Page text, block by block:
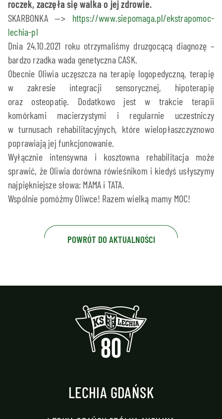
roczek, zaczęła się walka o jej zdrowie.
SKARBONKA —> https://www.siepomaga.pl/ekstrapomoc-
lechia-pl
Dnia 24.10.2021 roku otrzymaliśmy druzgocącą diagnozę –
bardzo rzadka wada genetyczna CASK.
Obecnie Oliwia uczęszcza na terapię logopedyczną, terapię
w zakresie integracji sensorycznej, hipoterapię
oraz osteopatię. Dodatkowo jest w trakcie terapii
komórkami macierzystymi i regularnie uczestniczy
w turnusach rehabilitacyjnych, które wielopłaszczyznowo
poprawiają jej funkcjonowanie.
Wyłącznie intensywna i kosztowna rehabilitacja może
sprawić, że Oliwia dorówna rówieśnikom i kiedyś usłyszymy
najpiękniejsze słowa: MAMA i TATA.
Wspólnie pomóżmy Oliwce! Razem wielką mamy MOC!
POWRÓT DO AKTUALNOŚCI
LECHIA GDAŃSK